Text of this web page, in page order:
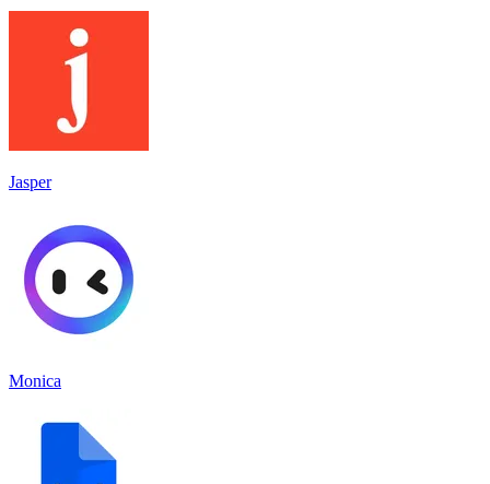
Jasper
Monica